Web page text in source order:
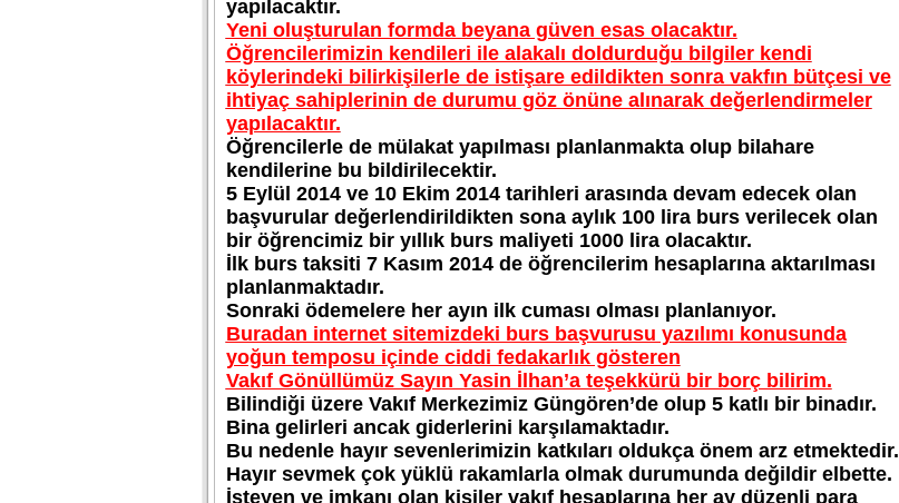
yapılacaktır.
Yeni oluşturulan formda beyana güven esas olacaktır.
Öğrencilerimizin kendileri ile alakalı doldurduğu bilgiler kendi
köylerindeki bilirkişilerle de istişare edildikten sonra vakfın bütçesi ve
ihtiyaç sahiplerinin de durumu göz önüne alınarak değerlendirmeler
yapılacaktır.
Öğrencilerle de mülakat yapılması planlanmakta olup bilahare
kendilerine bu bildirilecektir.
5 Eylül 2014 ve 10 Ekim 2014 tarihleri arasında devam edecek olan
başvurular değerlendirildikten sona aylık 100 lira burs verilecek olan
bir öğrencimiz bir yıllık burs maliyeti 1000 lira olacaktır.
İlk burs taksiti 7 Kasım 2014 de öğrencilerim hesaplarına aktarılması
planlanmaktadır.
Sonraki ödemelere her ayın ilk cuması olması planlanıyor.
Buradan internet sitemizdeki burs başvurusu yazılımı konusunda
yoğun temposu içinde ciddi fedakarlık gösteren
Vakıf Gönüllümüz Sayın Yasin İlhan’a teşekkürü bir borç bilirim.
Bilindiği üzere Vakıf Merkezimiz Güngören’de olup 5 katlı bir binadır.
Bina gelirleri ancak giderlerini karşılamaktadır.
Bu nedenle hayır sevenlerimizin katkıları oldukça önem arz etmektedir.
Hayır sevmek çok yüklü rakamlarla olmak durumunda değildir elbette.
İsteyen ve imkanı olan kişiler vakıf hesaplarına her ay düzenli para